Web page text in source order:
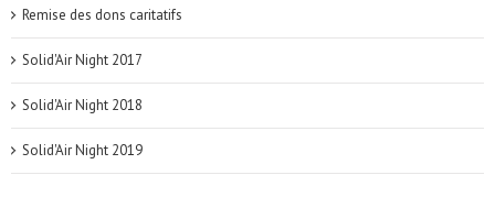
Remise des dons caritatifs
Solid'Air Night 2017
Solid'Air Night 2018
Solid'Air Night 2019